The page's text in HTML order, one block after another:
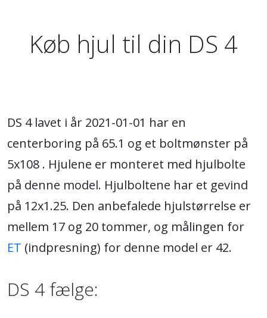
Køb hjul til din DS 4
DS 4 lavet i år 2021-01-01 har en
centerboring på 65.1 og et boltmønster på
5x108 . Hjulene er monteret med hjulbolte
på denne model. Hjulboltene har et gevind
på 12x1.25. Den anbefalede hjulstørrelse er
mellem 17 og 20 tommer, og målingen for
ET (indpresning) for denne model er 42.
DS 4 fælge: